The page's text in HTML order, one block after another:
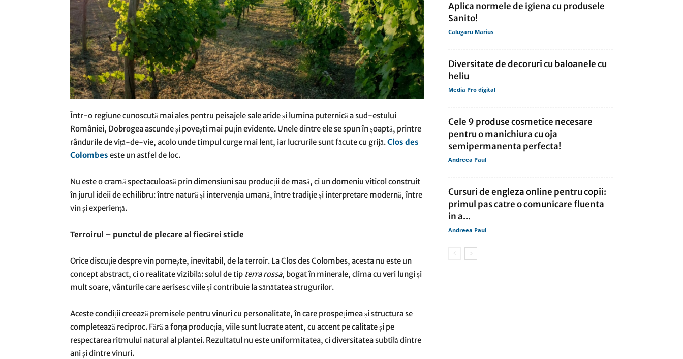
presa
Într-o regiune cunoscută mai ales pentru peisajele sale aride și lumina puternică a sud-estului
României, Dobrogea ascunde și povești mai puțin evidente. Unele dintre ele se spun în șoaptă, printre
rândurile de viță-de-vie, acolo unde timpul curge mai lent, iar lucrurile sunt făcute cu grijă.Clos des
Colombes este un astfel de loc.
Nu este o cramă spectaculoasă prin dimensiuni sau producții de masă, ci un domeniu viticol construit
în jurul ideii de echilibru: între natură și intervenția umană, între tradiție și interpretare modernă, între
vin și experiență.
Terroirul – punctul de plecare al fiecărei sticle
Orice discuție despre vin pornește, inevitabil, de la terroir. La Clos des Colombes, acesta nu este un
concept abstract, ci o realitate vizibilă: solul de tip terra rossa, bogat în minerale, clima cu veri lungi și
mult soare, vânturile care aerisesc viile și contribuie la sănătatea strugurilor.
Aceste condiții creează premisele pentru vinuri cu personalitate, în care prospețimea și structura se
completează reciproc. Fără a forța producția, viile sunt lucrate atent, cu accent pe calitate și pe
respectarea ritmului natural al plantei. Rezultatul nu este uniformitatea, ci diversitatea subtilă dintre
ani și dintre vinuri.
Aplica normele de igiena cu produsele
Sanito!
Calugaru Marius
Diversitate de decoruri cu baloanele cu
heliu
Media Pro digital
Cele 9 produse cosmetice necesare
pentru o manichiura cu oja
semipermanenta perfecta!
Andreea Paul
Cursuri de engleza online pentru copii:
primul pas catre o comunicare fluenta
in a...
Andreea Paul